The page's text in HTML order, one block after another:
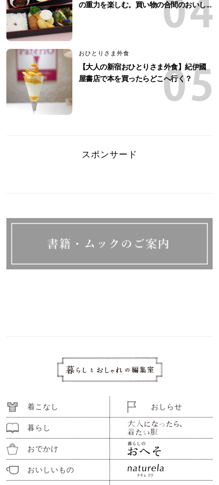
の重力を楽しむ。買い物の合間のおいし...
おひとりさま外食
【大人の新宿おひとりさま外食】紀伊國
屋書店で本を買ったらどこへ行く？
スポンサード
着こなし
暮らし
おでかけ
おいしいもの
おしらせ